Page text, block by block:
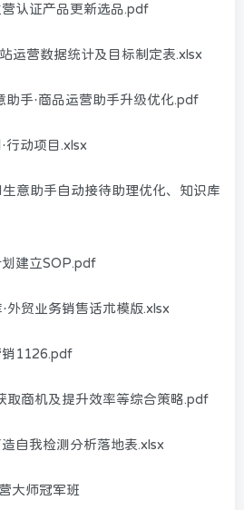
认证产品更新选品.pdf
运营数据统计及目标制定表.xlsx
手·商品运营助手升级优化.pdf
动项目.xlsx
意助手自动接待助理优化、知识库
建立SOP.pdf
贸业务销售话术模版.xlsx
1126.pdf
商机及提升效率等综合策略.pdf
自我检测分析落地表.xlsx
大师冠军班